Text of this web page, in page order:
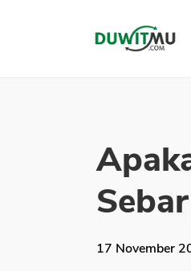
17 November